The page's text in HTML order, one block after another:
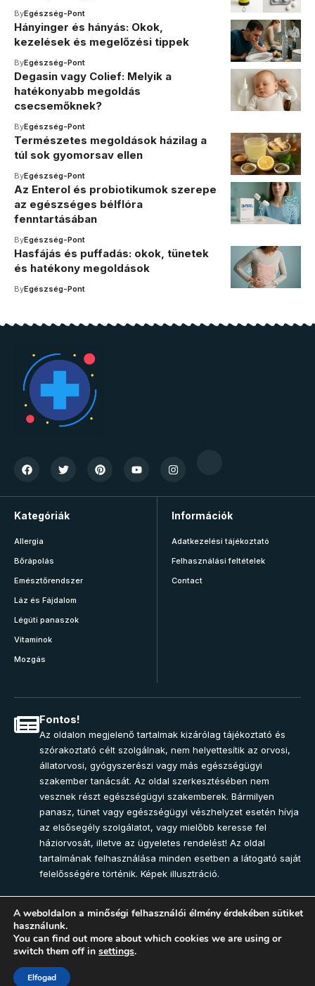
ByEgészség-Pont
Hányinger és hányás: Okok,
kezelések és megelőzési tippek
ByEgészség-Pont
Degasin vagy Colief: Melyik a
hatékonyabb megoldás
csecsemőknek?
ByEgészség-Pont
Természetes megoldások házilag a
túl sok gyomorsav ellen
ByEgészség-Pont
Az Enterol és probiotikumok szerepe
az egészséges bélflóra
fenntartásában
ByEgészség-Pont
Hasfájás és puffadás: okok, tünetek
és hatékony megoldások
ByEgészség-Pont
Kategóriák
Allergia
Bőrápolás
Emésztőrendszer
Láz és Fájdalom
Légúti panaszok
Vitaminok
Mozgás
Információk
Adatkezelési tájékoztató
Felhasználási feltételek
Contact
Fontos!
Az oldalon megjelenő tartalmak kizárólag tájékoztató és
szórakoztató célt szolgálnak, nem helyettesítik az orvosi,
állatorvosi, gyógyszerészi vagy más egészségügyi
szakember tanácsát. Az oldal szerkesztésében nem
vesznek részt egészségügyi szakemberek. Bármilyen
panasz, tünet vagy egészségügyi vészhelyzet esetén hívja
az elsősegély szolgálatot, vagy mielőbb keresse fel
háziorvosát, illetve az ügyeletes rendelést! Az oldal
tartalmának felhasználása minden esetben a látogató saját
felelősségére történik. Képek illusztráció.
Join Community
2025 – Egészség-Pont Magazin. Minden jog fenntartva.
A weboldalon a minőségi felhasználói élmény érdekében sütiket
használunk.
You can find out more about which cookies we are using or
switch them off in settings.
Elfogad